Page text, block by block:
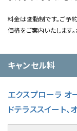
料金は変動制です。ご予
価格をご案内いたします
キャンセル料
エクスプローラ オ
ドテラススイート